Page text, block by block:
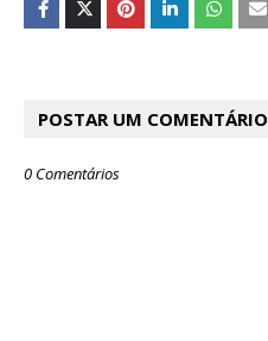
POSTAR UM COMENTÁRIO
0 Comentários